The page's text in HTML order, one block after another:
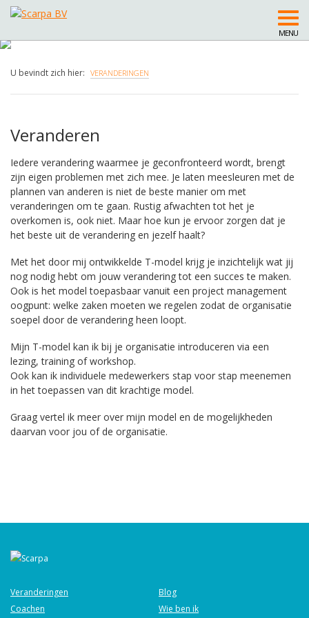
MENU
U bevindt zich hier: VERANDERINGEN
Veranderen
Iedere verandering waarmee je geconfronteerd wordt, brengt
zijn eigen problemen met zich mee. Je laten meesleuren met de
plannen van anderen is niet de beste manier om met
veranderingen om te gaan. Rustig afwachten tot het je
overkomen is, ook niet. Maar hoe kun je ervoor zorgen dat je
het beste uit de verandering en jezelf haalt?
Met het door mij ontwikkelde T-model krijg je inzichtelijk wat jij
nog nodig hebt om jouw verandering tot een succes te maken.
Ook is het model toepasbaar vanuit een project management
oogpunt: welke zaken moeten we regelen zodat de organisatie
soepel door de verandering heen loopt.
Mijn T-model kan ik bij je organisatie introduceren via een
lezing, training of workshop.
Ook kan ik individuele medewerkers stap voor stap meenemen
in het toepassen van dit krachtige model.
Graag vertel ik meer over mijn model en de mogelijkheden
daarvan voor jou of de organisatie.
Veranderingen
Coachen
Blog
Wie ben ik